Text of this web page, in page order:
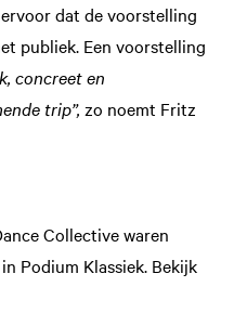
dat de voorstelling
publiek. Een voorstelling
concreet en
trip”, zo noemt Fritz
Collective waren
Podium Klassiek. Bekijk